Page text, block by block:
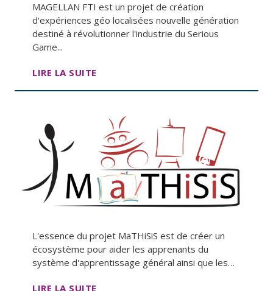
MAGELLAN FTI est un projet de création
d'expériences géo localisées nouvelle génération
destiné à révolutionner l'industrie du Serious
Game...
LIRE LA SUITE
L'essence du projet MaTHiSiS est de créer un
écosystème pour aider les apprenants du
système d'apprentissage général ainsi que les…
LIRE LA SUITE